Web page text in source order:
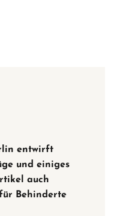
entwirft
und einiges
auch
Behinderte